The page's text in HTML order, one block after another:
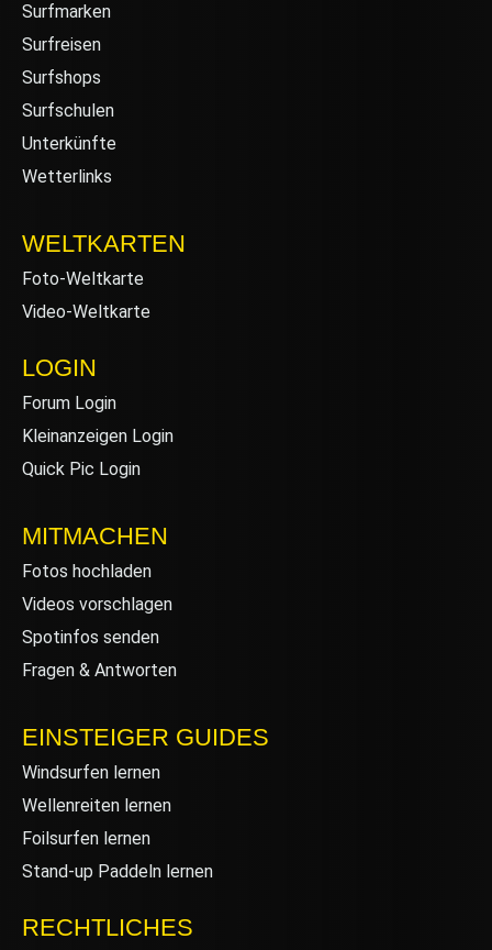
Surfmarken
Surfreisen
Surfshops
Surfschulen
Unterkünfte
Wetterlinks
WELTKARTEN
Foto-Weltkarte
Video-Weltkarte
LOGIN
Forum Login
Kleinanzeigen Login
Quick Pic Login
MITMACHEN
Fotos hochladen
Videos vorschlagen
Spotinfos senden
Fragen & Antworten
EINSTEIGER GUIDES
Windsurfen lernen
Wellenreiten lernen
Foilsurfen lernen
Stand-up Paddeln lernen
RECHTLICHES